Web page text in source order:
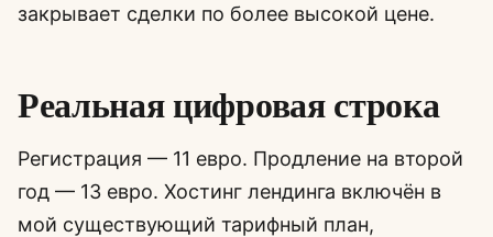
закрывает сделки по более высокой цене.
Реальная цифровая строка
Регистрация — 11 евро. Продление на второй
год — 13 евро. Хостинг лендинга включён в
мой существующий тарифный план,